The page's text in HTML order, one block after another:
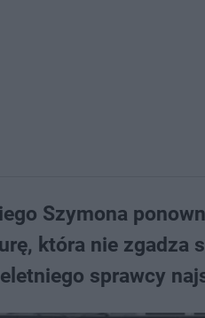
Szymona
która nie zgadza
sprawcy